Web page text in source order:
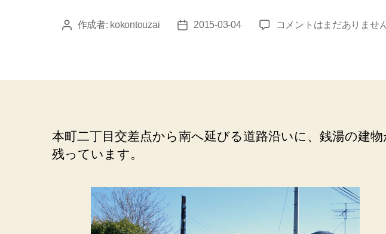
投 作成者: kokontouzai
投
2015-03-04
小
水
点
延
び
コメントはまだありませ
本町二丁目交差点から南へ延びる道路沿いに、銭湯の建物
残っています。